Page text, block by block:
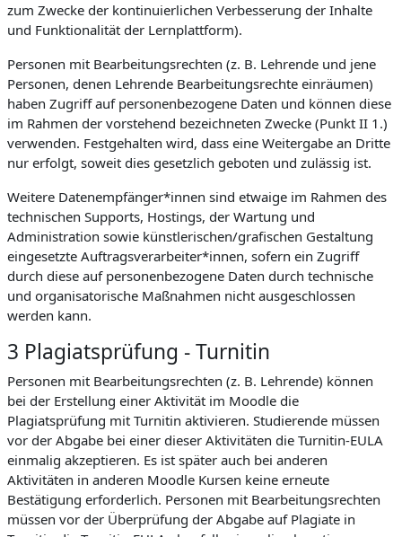
zum Zwecke der kontinuierlichen Verbesserung der Inhalte
und Funktionalität der Lernplattform).
Personen mit Bearbeitungsrechten (z. B. Lehrende und jene
Personen, denen Lehrende Bearbeitungsrechte einräumen)
haben Zugriff auf personenbezogene Daten und können diese
im Rahmen der vorstehend bezeichneten Zwecke (Punkt II 1.)
verwenden. Festgehalten wird, dass eine Weitergabe an Dritte
nur erfolgt, soweit dies gesetzlich geboten und zulässig ist.
Weitere Datenempfänger*innen sind etwaige im Rahmen des
technischen Supports, Hostings, der Wartung und
Administration sowie künstlerischen/grafischen Gestaltung
eingesetzte Auftragsverarbeiter*innen, sofern ein Zugriff
durch diese auf personenbezogene Daten durch technische
und organisatorische Maßnahmen nicht ausgeschlossen
werden kann.
3 Plagiatsprüfung - Turnitin
Personen mit Bearbeitungsrechten (z. B. Lehrende) können
bei der Erstellung einer Aktivität im Moodle die
Plagiatsprüfung mit Turnitin aktivieren. Studierende müssen
vor der Abgabe bei einer dieser Aktivitäten die Turnitin-EULA
einmalig akzeptieren. Es ist später auch bei anderen
Aktivitäten in anderen Moodle Kursen keine erneute
Bestätigung erforderlich. Personen mit Bearbeitungsrechten
müssen vor der Überprüfung der Abgabe auf Plagiate in